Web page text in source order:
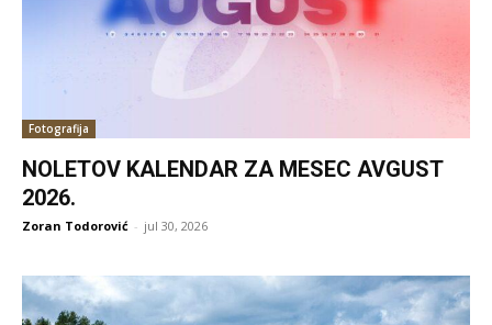
Fotografija
NOLETOV KALENDAR ZA MESEC AVGUST
2026.
Zoran Todorović - jul 30, 2026